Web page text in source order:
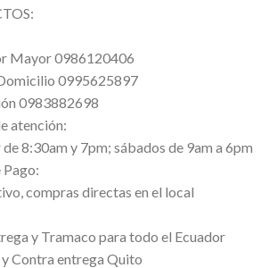
Mayor 0986120406
0995625897
0983882698
atención:
de 8:30am y 7pm; sábados de 9am a 6pm
Pago:
compras directas en el local
y Tramaco para todo el Ecuador
y Contra entrega Quito